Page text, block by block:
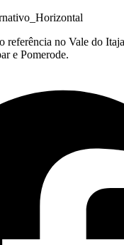
referência no Vale do
e Pomerode.